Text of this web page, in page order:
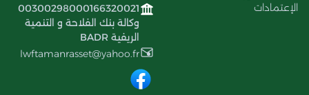
الإعتمادات
00300298000166320021
وكالة بنك الفلاحة و التنمية
الريفية BADR
lwftamanrasset@yahoo.fr